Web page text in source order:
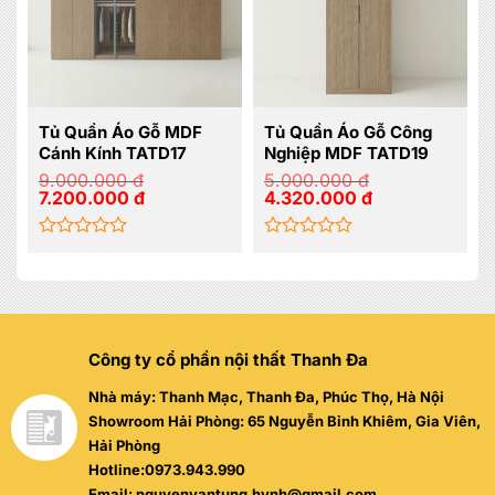
Tủ Quần Áo Gỗ MDF
Cánh Kính TATD17
9.000.000đ
Giá
gốc
là:
9.000.000 đ.
7.200.000 đGiá
hạng
0
Tủ Quần Áo Gỗ Công
Nghiệp MDF TATD19
5.000.000đ
Giá
gốc
là:
5.000.000 đ.
4.320.000 đGiá
hạng
0
Công ty cổ phần nội thất Thanh Đa
Nhà máy: Thanh Mạc, Thanh Đa, Phúc Thọ, Hà Nội
Showroom Hải Phòng: 65 Nguyễn Bỉnh Khiêm, Gia Viên,
Hải Phòng
Hotline:0973.943.990